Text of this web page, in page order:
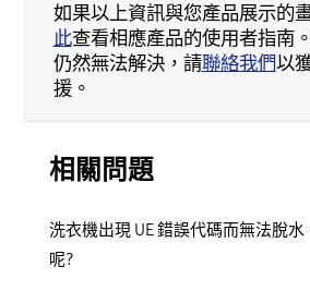
如果以上資訊與您產品展示的
此查看相應產品的使用者指南
仍然無法解決，請聯絡我們以
援。
相關問題
洗衣機出現 UE 錯誤代碼而無法脫
呢?